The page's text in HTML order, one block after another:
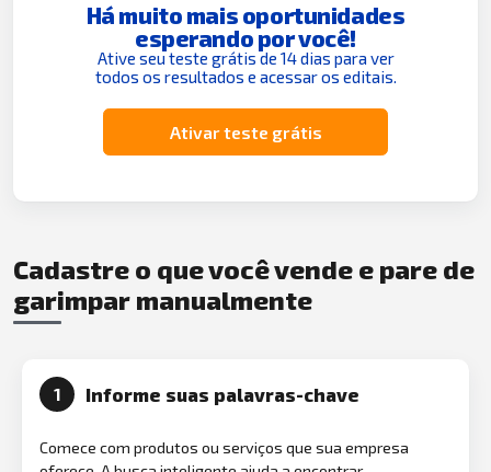
Há muito mais oportunidades
esperando por você!
Ative seu teste grátis de 14 dias para ver
todos os resultados e acessar os editais.
Ativar teste grátis
Cadastre o que você vende e pare de
garimpar manualmente
1 Informe suas palavras-chave
Comece com produtos ou serviços que sua empresa